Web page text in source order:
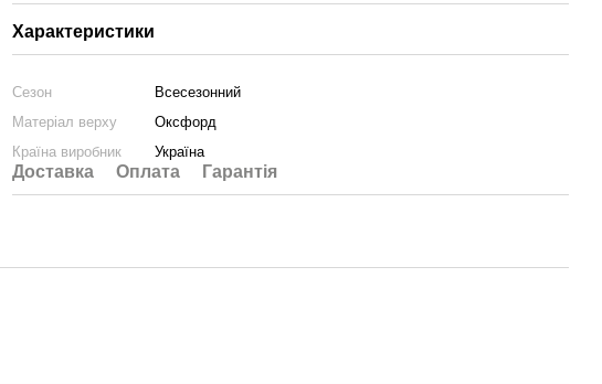
Характеристики
Сезон
Всесезонний
Матеріал верху
Оксфорд
Країна виробник
Україна
Доставка Оплата Гарантія